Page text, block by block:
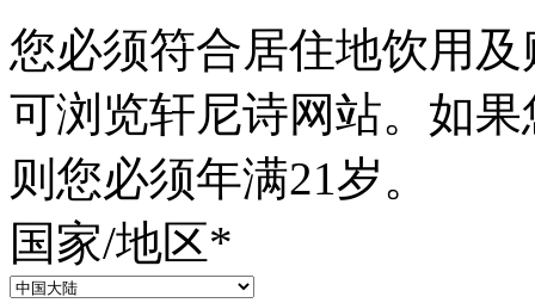
您必须符合居住地饮用
可浏览轩尼诗网站。如
则您必须年满21岁。
国家/地区*